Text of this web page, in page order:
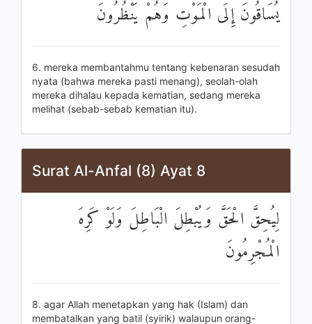
يُسَاقُونَ إِلَى الْمَوْتِ وَهُمْ يَنْظُرُونَ
6. mereka membantahmu tentang kebenaran sesudah
nyata (bahwa mereka pasti menang), seolah-olah
mereka dihalau kepada kematian, sedang mereka
melihat (sebab-sebab kematian itu).
Surat Al-Anfal (8) Ayat 8
لِيُحِقَّ الْحَقَّ وَيُبْطِلَ الْبَاطِلَ وَلَوْ كَرِهَ
الْمُجْرِمُونَ
8. agar Allah menetapkan yang hak (Islam) dan
membatalkan yang batil (syirik) walaupun orang-